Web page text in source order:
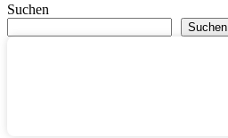
Suchen
Suchen